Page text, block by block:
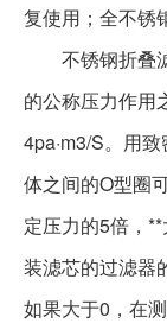
复使用；全不锈
不锈钢折叠
的公称压力作用
4pa·m3/S。用
体之间的O型圈
定压力的5倍，
装滤芯的过滤器
如果大于0 ，在